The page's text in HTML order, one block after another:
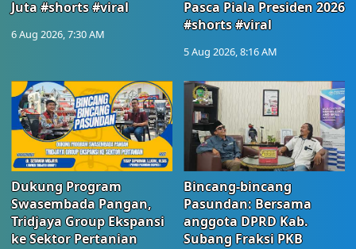
Juta #shorts #viral
6 Aug 2026, 7:30 AM
Pasca Piala Presiden 2026
#shorts #viral
5 Aug 2026, 8:16 AM
Dukung Program
Swasembada Pangan,
Tridjaya Group Ekspansi
ke Sektor Pertanian
Bincang-bincang
Pasundan: Bersama
anggota DPRD Kab.
Subang Fraksi PKB